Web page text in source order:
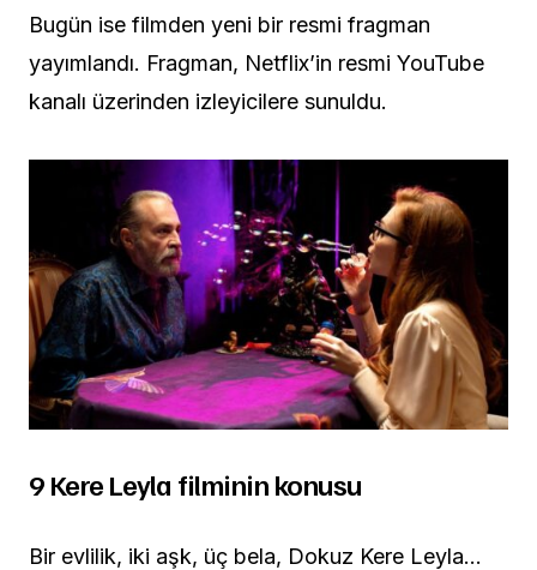
Bugün ise filmden yeni bir resmi fragman
yayımlandı. Fragman, Netflix’in resmi YouTube
kanalı üzerinden izleyicilere sunuldu.
9 Kere Leyla filminin konusu
Bir evlilik, iki aşk, üç bela, Dokuz Kere Leyla…